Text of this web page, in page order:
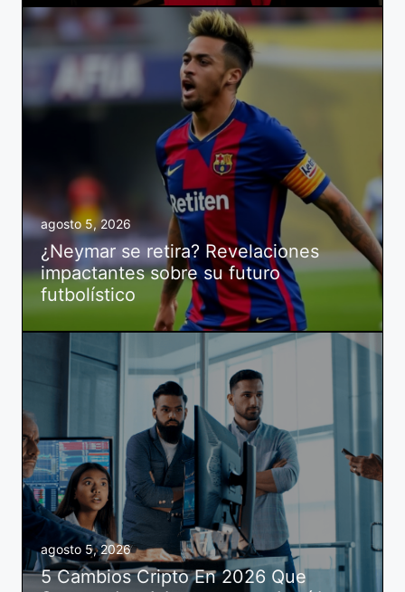
agosto 5, 2026
¿Neymar se retira? Revelaciones
impactantes sobre su futuro
futbolístico
agosto 5, 2026
5 Cambios Cripto En 2026 Que